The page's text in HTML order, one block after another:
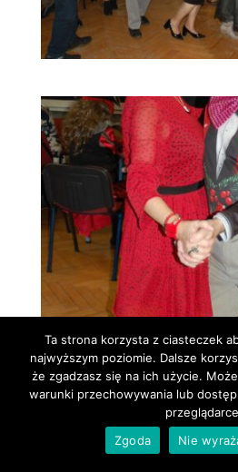
Ta strona korzysta z ciasteczek
najwyższym poziomie. Dalsze
że zgadzasz się na ich użycie.
warunki przechowywania lub
Zgoda
Nie